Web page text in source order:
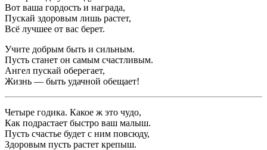
Вот ваша гордость и награда,
Пускай здоровым лишь растет,
Всё лучшее от вас берет.
Учите добрым быть и сильным.
Пусть станет он самым счастливым.
Ангел пускай оберегает,
Жизнь — быть удачной обещает!
Четыре годика. Какое ж это чудо,
Как подрастает быстро ваш малыш.
Пусть счастье будет с ним повсюду,
Здоровым пусть растет крепыш.